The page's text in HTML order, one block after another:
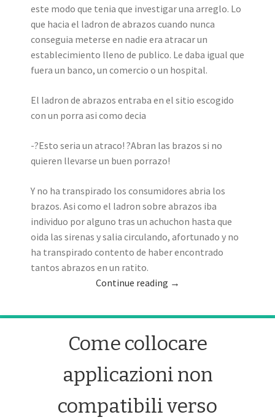
este modo que tenia que investigar una arreglo. Lo
que hacia el ladron de abrazos cuando nunca
conseguia meterse en nadie era atracar un
establecimiento lleno de publico. Le daba igual que
fuera un banco, un comercio o un hospital.
El ladron de abrazos entraba en el sitio escogido
con un porra asi­ como decia
-?Esto seri­a un atraco! ?Abran las brazos si no
quieren llevarse un buen porrazo!
Y no ha transpirado los consumidores abria los
brazos. Asi­ como el ladron sobre abrazos iba
individuo por alguno tras un achuchon hasta que
oida las sirenas y salia circulando, afortunado y no
ha transpirado contento de haber encontrado
tantos abrazos en un ratito.
Continue reading →
Come collocare
applicazioni non
compatibili verso